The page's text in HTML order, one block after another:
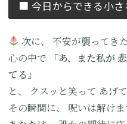
■ 今日からできる小さ
次に、
不安が襲ってきた
心の中で
「あ、また私が
てる」
と、
クスッと笑って あげ
その瞬間に、
呪いは解けま